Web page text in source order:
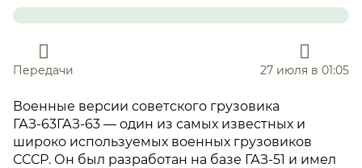
Передачи 27 июля в 01:05
Военные версии советского грузовика
ГАЗ-63ГАЗ-63 — один из самых известных и
широко используемых военных грузовиков
СССР. Он был разработан на базе ГАЗ-51 и имел